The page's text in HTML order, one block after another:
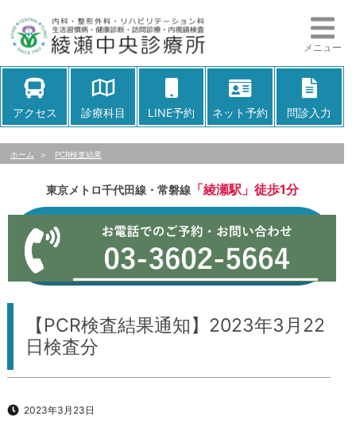
メニュー
アクセス 診療科目 LINE予約 ネット予約 問診入力
ホーム > PCR検査結果
東京メトロ千代田線・常磐線「綾瀬駅」徒歩1分
【PCR検査結果通知】2023年3月22
日検査分
2023年3月23日